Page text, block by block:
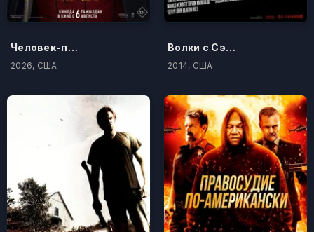
Человек-паук: Новый день
2026, США
Волки с Сэйвин-Хилл
2014, США